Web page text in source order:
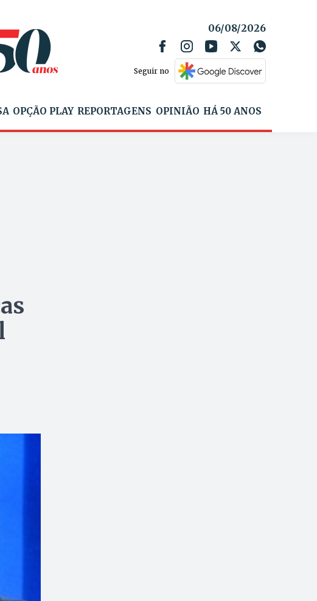
06/08/2026
Seguir no
OPÇÃO PLAY REPORTAGENS OPINIÃO HÁ 50 ANOS